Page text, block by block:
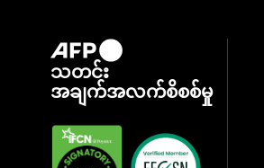
သတင်း
အချက်အလက်စိစစ်မှု